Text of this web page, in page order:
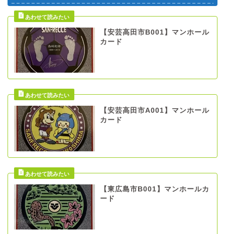
【安芸高田市B001】マンホール
カード
【安芸高田市A001】マンホール
カード
【東広島市B001】マンホールカ
ード